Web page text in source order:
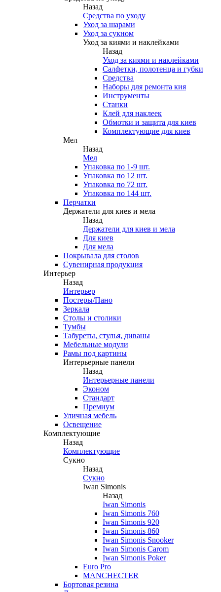
Назад
Средства по уходу
Уход за шарами
Уход за сукном
Уход за киями и наклейками
Назад
Уход за киями и наклейками
Салфетки, полотенца и губки
Средства
Наборы для ремонта кия
Инструменты
Станки
Клей для наклеек
Обмотки и защита для киев
Комплектующие для киев
Мел
Назад
Мел
Упаковка по 1-9 шт.
Упаковка по 12 шт.
Упаковка по 72 шт.
Упаковка по 144 шт.
Перчатки
Держатели для киев и мела
Назад
Держатели для киев и мела
Для киев
Для мела
Покрывала для столов
Сувенирная продукция
Интерьер
Назад
Интерьер
Постеры/Пано
Зеркала
Столы и столики
Тумбы
Табуреты, стулья, диваны
Мебельные модули
Рамы под картины
Интерьерные панели
Назад
Интерьерные панели
Эконом
Стандарт
Премиум
Уличная мебель
Освещение
Комплектующие
Назад
Комплектующие
Сукно
Назад
Сукно
Iwan Simonis
Назад
Iwan Simonis
Iwan Simonis 760
Iwan Simonis 920
Iwan Simonis 860
Iwan Simonis Snooker
Iwan Simonis Carom
Iwan Simonis Poker
Euro Pro
MANCHECTER
Бортовая резина